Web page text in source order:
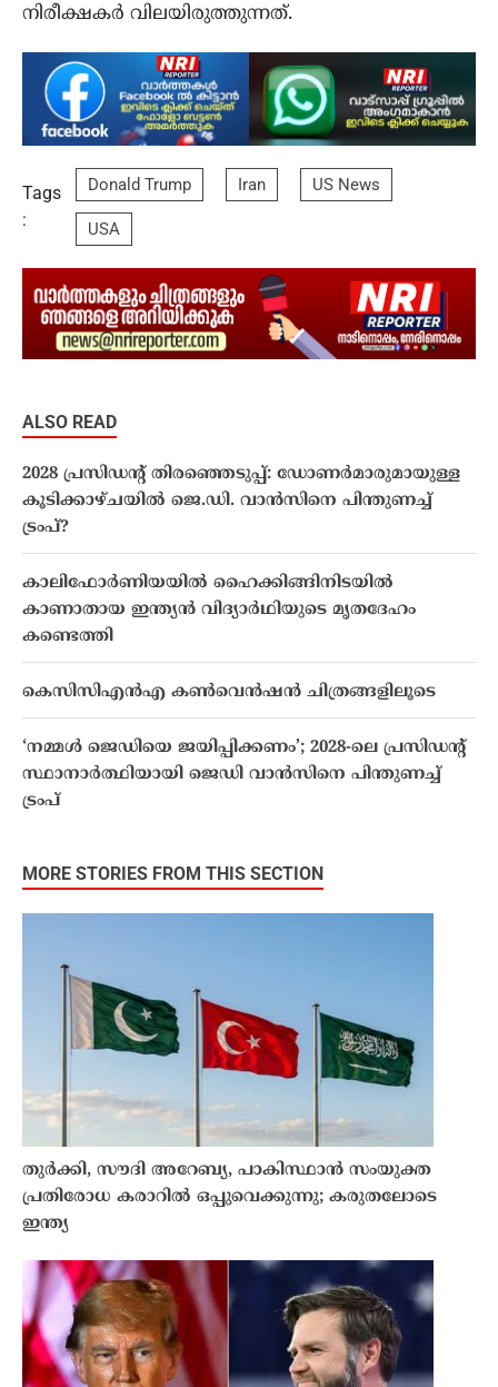
നിരീക്ഷകർ വിലയിരുത്തുന്നത്.
Tags
:
Donald Trump Iran US News
USA
ALSO READ
2028 പ്രസിഡന്റ് തിരഞ്ഞെടുപ്പ്: ഡോണർമാരുമായുള്ള
കൂടിക്കാഴ്ചയിൽ ജെ.ഡി. വാൻസിനെ പിന്തുണച്ച്
ട്രംപ്?
കാലിഫോർണിയയിൽ ഹൈക്കിങ്ങിനിടയിൽ
കാണാതായ ഇന്ത്യൻ വിദ്യാർഥിയുടെ മൃതദേഹം
കണ്ടെത്തി
കെസിസിഎൻഎ കൺവെൻഷൻ ചിത്രങ്ങളിലൂടെ
‘നമ്മൾ ജെഡിയെ ജയിപ്പിക്കണം’; 2028-ലെ പ്രസിഡൻ്റ്
സ്ഥാനാർത്ഥിയായി ജെഡി വാൻസിനെ പിന്തുണച്ച്
ട്രംപ്
MORE STORIES FROM THIS SECTION
തുർക്കി, സൗദി അറേബ്യ, പാകിസ്ഥാൻ സംയുക്ത
പ്രതിരോധ കരാറിൽ ഒപ്പുവെക്കുന്നു; കരുതലോടെ
ഇന്ത്യ